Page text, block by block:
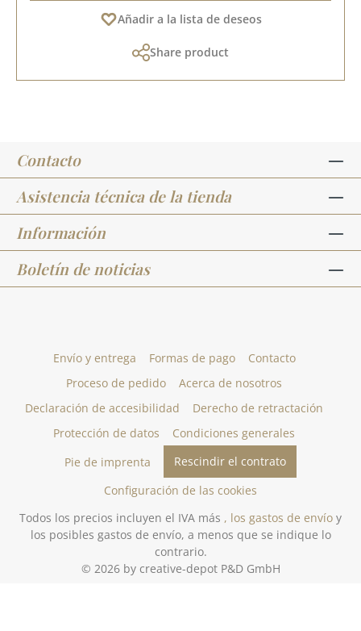
Añadir a la lista de deseos
Share product
Contacto
Asistencia técnica de la tienda
Información
Boletín de noticias
Envío y entrega Formas de pago
Contacto
Proceso de pedido
Acerca de nosotros
Declaración de accesibilidad
Derecho de retractación
Protección de datos
Condiciones generales
Pie de imprenta
Rescindir el contrato
Configuración de las cookies
Todos los precios incluyen el IVA más , los gastos de envío y
los posibles gastos de envío, a menos que se indique lo
contrario.
© 2026 by creative-depot P&D GmbH